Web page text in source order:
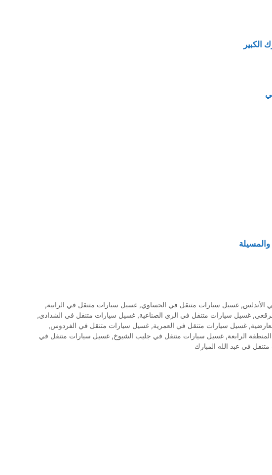
الأندلس, غسيل سيارات متنقل في الحساوي, غسيل سيارات متنقل في الرابية,
, غسيل سيارات متنقل في الري الصناعية, غسيل سيارات متنقل في الشدادي,
, غسيل سيارات متنقل في العمرية, غسيل سيارات متنقل في الفردوس,
الرابعة, غسيل سيارات متنقل في جليب الشيوخ, غسيل سيارات متنقل في
في عبد الله المبارك